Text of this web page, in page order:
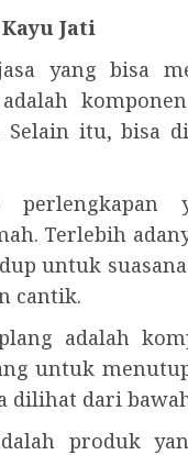
Jati
yang bisa
itu, bisa
perlengkapan
Terlebih
untuk
cantik.
adalah
untuk
dilihat dari
produk